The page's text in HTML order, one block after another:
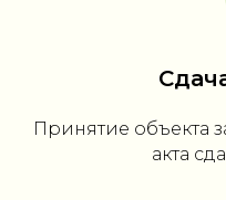
Принятие объекта
акта